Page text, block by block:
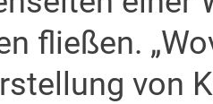
fließen.
von